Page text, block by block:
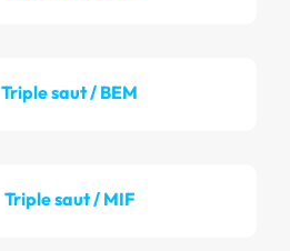
Triple saut / BEM
Triple saut / MIF